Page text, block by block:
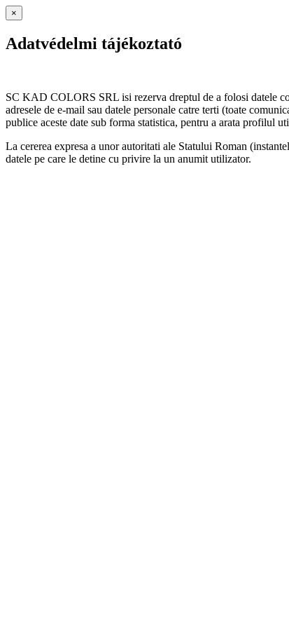
×
Adatvédelmi tájékoztató
SC KAD COLORS SRL isi rezerva dreptul de a folosi datele
adresele de e-mail sau datele personale catre terti (toate
publice aceste date sub forma statistica, pentru a arata profilul
La cererea expresa a unor autoritati ale Statului Roman
datele pe care le detine cu privire la un anumit utilizator.